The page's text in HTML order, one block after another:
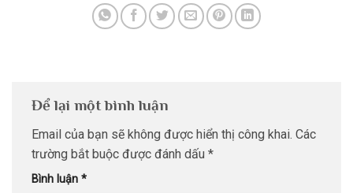
Để lại một bình luận
Email của bạn sẽ không được hiển thị công khai. Các
trường bắt buộc được đánh dấu *
Bình luận *